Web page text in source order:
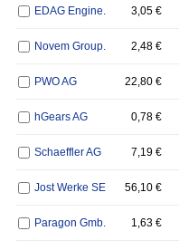
EDAG Engine. 3,05 €
Novem Group. 2,48 €
PWO AG 22,80 €
hGears AG 0,78 €
Schaeffler AG 7,19 €
Jost Werke SE 56,10 €
Paragon Gmb. 1,63 €